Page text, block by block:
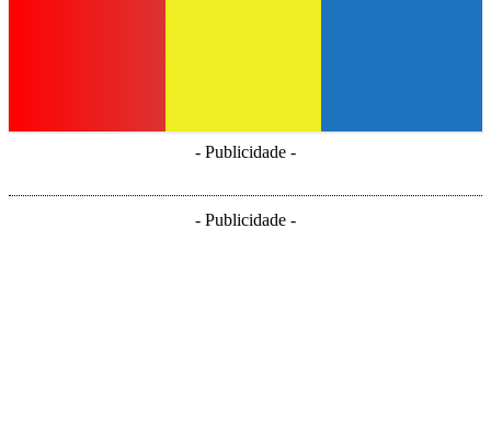
- Publicidade -
- Publicidade -